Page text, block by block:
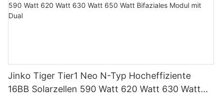
Jinko Tiger Tier1 Neo N-Typ Hocheffiziente
16BB Solarzellen 590 Watt 620 Watt 630 Watt